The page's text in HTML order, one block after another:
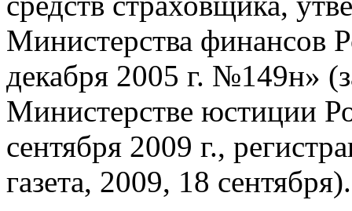
Министерства финансов
декабря 2005 г. №149н»
Министерстве юстиции
сентября 2009 г.,
газета, 2009, 18 сентября).